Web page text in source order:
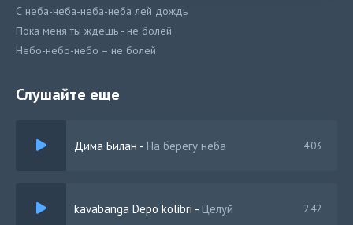
С неба-неба-неба-неба лей дождь
Пока меня ты ждешь - не болей
Небо-небо-небо – не болей
С неба-неба-неба-неба лей дождь
Слушайте еще
Дима Билан - На берегу неба 4:03
kavabanga Depo kolibri - Целуй 2:42